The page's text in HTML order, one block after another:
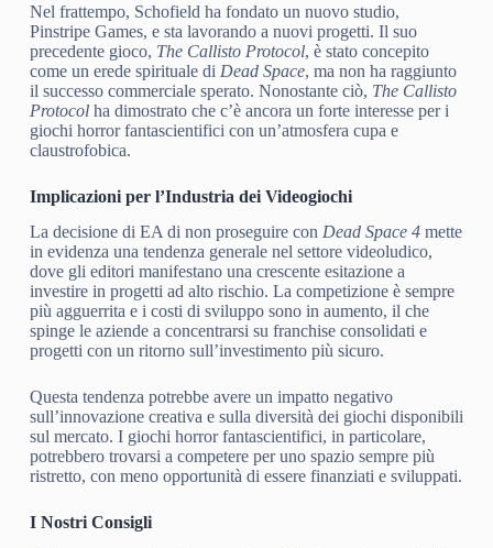
Nel frattempo, Schofield ha fondato un nuovo studio,
Pinstripe Games, e sta lavorando a nuovi progetti. Il suo
precedente gioco, The Callisto Protocol, è stato concepito
come un erede spirituale di Dead Space, ma non ha raggiunto
il successo commerciale sperato. Nonostante ciò, The Callisto
Protocolha dimostrato che c’è ancora un forte interesse per i
giochi horror fantascientifici con un’atmosfera cupa e
claustrofobica.
Implicazioni per l’Industria dei Videogiochi
La decisione di EA di non proseguire con Dead Space 4mette
in evidenza una tendenza generale nel settore videoludico,
dove gli editori manifestano una crescente esitazione a
investire in progetti ad alto rischio. La competizione è sempre
più agguerrita e i costi di sviluppo sono in aumento, il che
spinge le aziende a concentrarsi su franchise consolidati e
progetti con un ritorno sull’investimento più sicuro.
Questa tendenza potrebbe avere un impatto negativo
sull’innovazione creativa e sulla diversità dei giochi disponibili
sul mercato. I giochi horror fantascientifici, in particolare,
potrebbero trovarsi a competere per uno spazio sempre più
ristretto, con meno opportunità di essere finanziati e sviluppati.
I Nostri Consigli